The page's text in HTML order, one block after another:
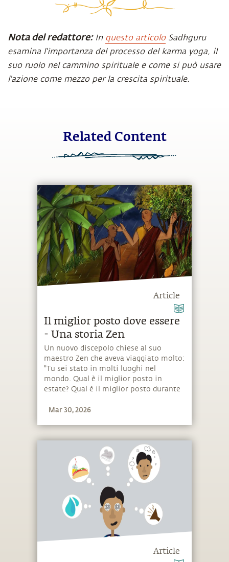
Nota del redattore: In questo articoloSadhguru
esamina l'importanza del processo del karma yoga, il
suo ruolo nel cammino spirituale e come si può usare
l'azione come mezzo per la crescita spirituale.
Related Content
Article
Il miglior posto dove essere
- Una storia Zen
Un nuovo discepolo chiese al suo
maestro Zen che aveva viaggiato molto:
"Tu sei stato in molti luoghi nel
mondo. Qual è il miglior posto in
estate? Qual è il miglior posto durante
andare durante l'inverno?"
Mar 30, 2026
Article